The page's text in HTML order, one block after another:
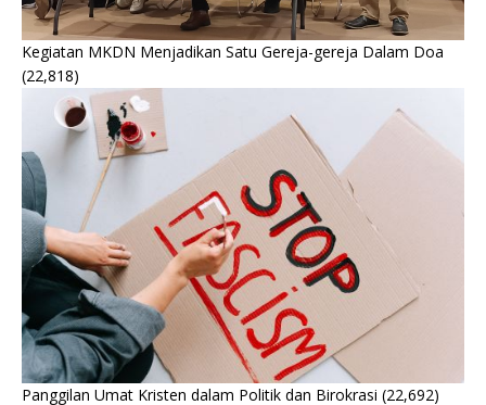
Kegiatan MKDN Menjadikan Satu Gereja-gereja Dalam Doa
(22,818)
Panggilan Umat Kristen dalam Politik dan Birokrasi (22,692)